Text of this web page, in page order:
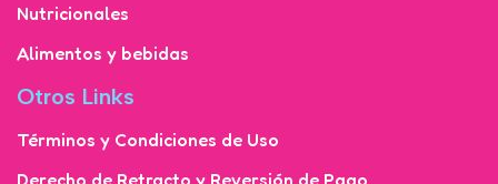
Nutricionales
Alimentos y bebidas
Otros Links
Términos y Condiciones de Uso
Derecho de Retracto y Reversión de Pago